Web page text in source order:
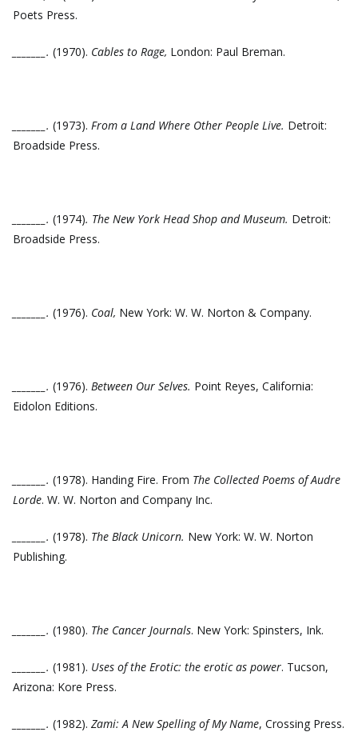
Poets Press.
_______. (1970). Cables to Rage, London: Paul Breman.
_______. (1973). From a Land Where Other People Live. Detroit:
Broadside Press.
_______. (1974). The New York Head Shop and Museum. Detroit:
Broadside Press.
_______. (1976). Coal, New York: W. W. Norton & Company.
_______. (1976). Between Our Selves. Point Reyes, California:
Eidolon Editions.
_______. (1978). Handing Fire. From The Collected Poems of Audre
Lorde. W. W. Norton and Company Inc.
_______. (1978). The Black Unicorn. New York: W. W. Norton
Publishing.
_______. (1980). The Cancer Journals. New York: Spinsters, Ink.
_______. (1981). Uses of the Erotic: the erotic as power. Tucson,
Arizona: Kore Press.
_______. (1982). Zami: A New Spelling of My Name, Crossing Press.